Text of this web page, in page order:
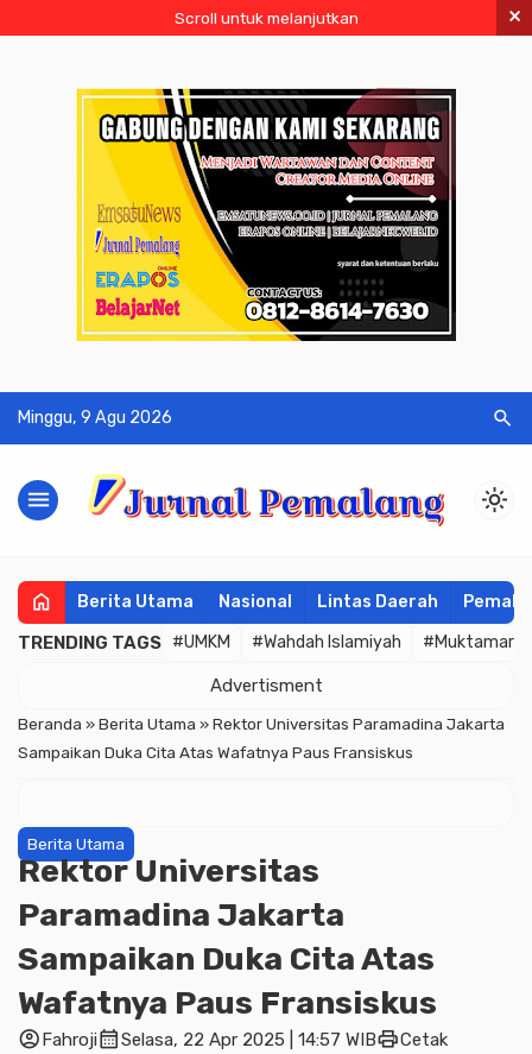
Scroll untuk melanjutkan ×
Minggu, 9 Agu 2026 search
menu light_mode
home Berita Utama Nasional Lintas Daerah
TRENDING TAGS #UMKM #Wahdah Islamiyah #Muktamar
Advertisment
Beranda »Berita Utama »Rektor Universitas Paramadina Jakarta
Sampaikan Duka Cita Atas Wafatnya Paus Fransiskus
Berita Utama
Rektor Universitas
Paramadina Jakarta
Sampaikan Duka Cita Atas
Wafatnya Paus Fransiskus
account_circleFahrojicalendar_monthSelasa, 22 Apr 2025 | 14:57 WIBprintCetak